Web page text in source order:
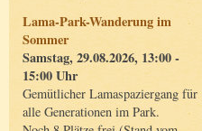
Lama-Park-Wanderung im
Sommer
Samstag, 29.08.2026, 13:00 -
15:00 Uhr
Gemütlicher Lamaspaziergang für
alle Generationen im Park.